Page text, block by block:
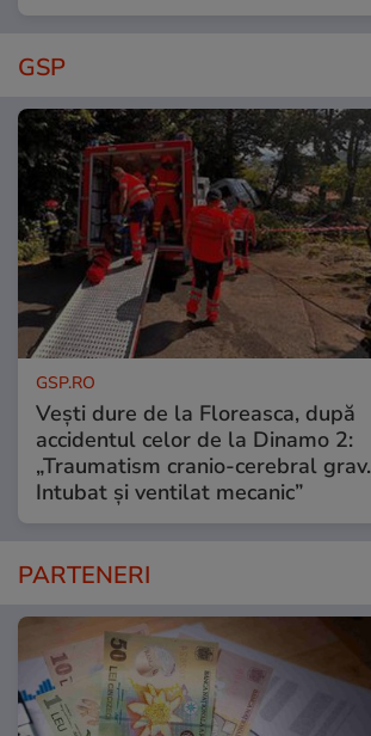
GSP
GSP.RO
Vești dure de la Floreasca, după
accidentul celor de la Dinamo 2:
„Traumatism cranio-cerebral grav.
Intubat și ventilat mecanic”
PARTENERI